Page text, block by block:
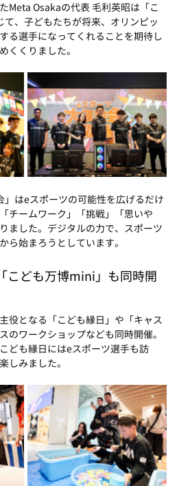
Meta Osakaの代表 毛利英昭は「こ
、子どもたちが将来、オリンピッ
る選手になってくれることを期待し
くくりました。
はeスポーツの可能性を広げるだけ
チームワーク」「挑戦」「思いや
ました。デジタルの力で、スポーツ
ら始まろうとしています。
こども万博mini」も同時開
役となる「こども縁日」や「キャス
のワークショップなども同時開催。
ども縁日にはeスポーツ選手も訪
しみました。